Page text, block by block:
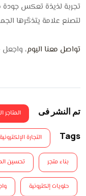
تجربة لذيذة تعكس جودة
لتصنع علامة يتذكّرها
تواصل معنا اليوم،
تم النشر فى المتاجر
Tags التجارة الإلكترونية
بناء متجر تحسين
حلويات إلكترونية